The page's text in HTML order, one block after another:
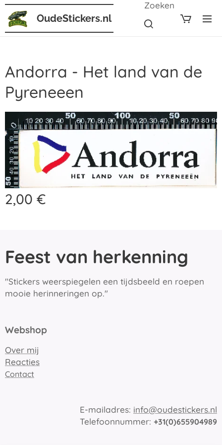
OudeStickers.nl
Zoeken
Andorra - Het land van de
Pyreneeen
2,00 €
Feest van herkenning
"Stickers weerspiegelen een tijdsbeeld en roepen
mooie herinneringen op."
Webshop
Over mij
Reacties
Contact
E-mailadres: info@oudestickers.nl
Telefoonnummer: +31(0)655904989